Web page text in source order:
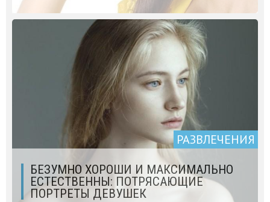
РАЗВЛЕЧЕНИЯ
БЕЗУМНО ХОРОШИ И МАКСИМАЛЬНО
ЕСТЕСТВЕННЫ: ПОТРЯСАЮЩИЕ
ПОРТРЕТЫ ДЕВУШЕК